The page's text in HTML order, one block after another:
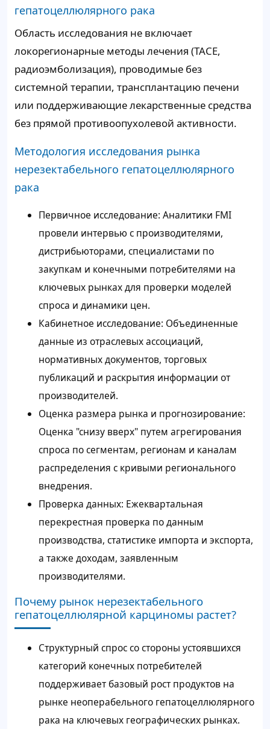
гепатоцеллюлярного рака
Область исследования не включает
локорегионарные методы лечения (TACE,
радиоэмболизация), проводимые без
системной терапии, трансплантацию печени
или поддерживающие лекарственные средства
без прямой противоопухолевой активности.
Методология исследования рынка
нерезектабельного гепатоцеллюлярного
рака
Первичное исследование: Аналитики FMI
провели интервью с производителями,
дистрибьюторами, специалистами по
закупкам и конечными потребителями на
ключевых рынках для проверки моделей
спроса и динамики цен.
Кабинетное исследование: Объединенные
данные из отраслевых ассоциаций,
нормативных документов, торговых
публикаций и раскрытия информации от
производителей.
Оценка размера рынка и прогнозирование:
Оценка "снизу вверх" путем агрегирования
спроса по сегментам, регионам и каналам
распределения с кривыми регионального
внедрения.
Проверка данных: Ежеквартальная
перекрестная проверка по данным
производства, статистике импорта и экспорта,
а также доходам, заявленным
производителями.
Почему рынок нерезектабельного
гепатоцеллюлярной карциномы растет?
Структурный спрос со стороны устоявшихся
категорий конечных потребителей
поддерживает базовый рост продуктов на
рынке неоперабельного гепатоцеллюлярного
рака на ключевых географических рынках.